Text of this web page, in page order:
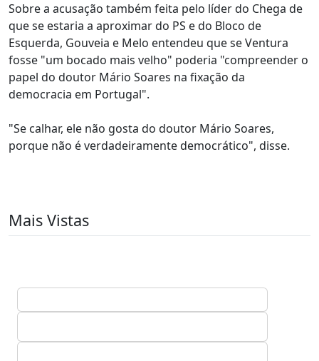
Sobre a acusação também feita pelo líder do Chega de
que se estaria a aproximar do PS e do Bloco de
Esquerda, Gouveia e Melo entendeu que se Ventura
fosse "um bocado mais velho" poderia "compreender o
papel do doutor Mário Soares na fixação da
democracia em Portugal".
"Se calhar, ele não gosta do doutor Mário Soares,
porque não é verdadeiramente democrático", disse.
Mais Vistas